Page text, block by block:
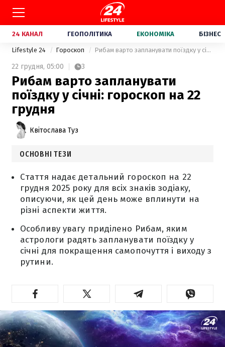
24 КАНАЛ ГЕОПОЛІТИКА ЕКОНОМІКА БІЗНЕС
Lifestyle 24 Гороскоп Рибам варто запланувати поїздку у січні: гороскоп на 22 грудня
22 грудня, 05:00 3
Рибам варто запланувати
поїздку у січні: гороскоп на 22
грудня
Квітослава Туз
ОСНОВНІ ТЕЗИ
Стаття надає детальний гороскоп на 22
грудня 2025 року для всіх знаків зодіаку,
описуючи, як цей день може вплинути на
різні аспекти життя.
Особливу увагу приділено Рибам, яким
астрологи радять запланувати поїздку у
січні для покращення самопочуття і виходу з
рутини.